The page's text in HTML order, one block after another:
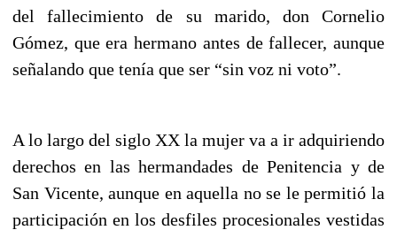
del fallecimiento de su marido, don Cornelio
Gómez, que era hermano antes de fallecer, aunque
señalando que tenía que ser “sin voz ni voto”.
A lo largo del siglo XX la mujer va a ir adquiriendo
derechos en las hermandades de Penitencia y de
San Vicente, aunque en aquella no se le permitió la
participación en los desfiles procesionales vestidas